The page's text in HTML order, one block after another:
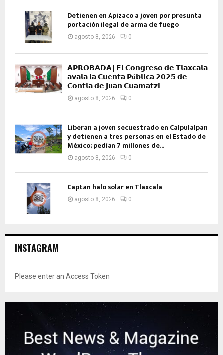
Detienen en Apizaco a joven por presunta
portación ilegal de arma de fuego
agosto 8, 2026 0
𝗔𝗣𝗥𝗢𝗕𝗔𝗗𝗔 | 𝗘𝗹 𝗖𝗼𝗻𝗴𝗿𝗲𝘀𝗼 𝗱𝗲 𝗧𝗹𝗮𝘅𝗰𝗮𝗹𝗮
𝗮𝘃𝗮𝗹𝗮 𝗹𝗮 𝗖𝘂𝗲𝗻𝘁𝗮 𝗣ú𝗯𝗹𝗶𝗰𝗮 𝟮𝟬𝟮𝟱 𝗱𝗲
𝗖𝗼𝗻𝘁𝗹𝗮 𝗱𝗲 𝗝𝘂𝗮𝗻 𝗖𝘂𝗮𝗺𝗮𝘁𝘇𝗶
agosto 8, 2026 0
Liberan a joven secuestrado en Calpulalpan
y detienen a tres personas en el Estado de
México; pedían 7 millones de...
agosto 8, 2026 0
Captan halo solar en Tlaxcala
agosto 8, 2026 0
INSTAGRAM
Please enter an Access Token